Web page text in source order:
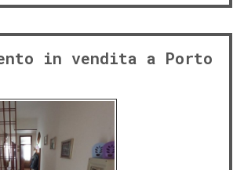
in vendita a Porto